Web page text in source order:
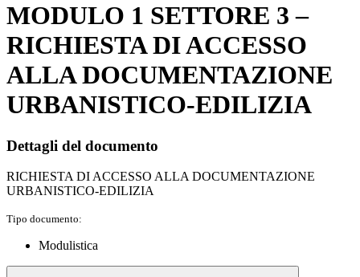
MODULO 1 SETTORE 3 –
RICHIESTA DI ACCESSO
ALLA DOCUMENTAZIONE
URBANISTICO-EDILIZIA
Dettagli del documento
RICHIESTA DI ACCESSO ALLA DOCUMENTAZIONE
URBANISTICO-EDILIZIA
Tipo documento:
Modulistica